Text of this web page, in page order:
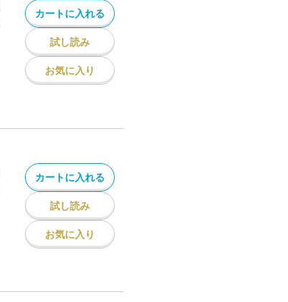
カートに入れる
試し読み
お気に入り
カートに入れる
試し読み
お気に入り